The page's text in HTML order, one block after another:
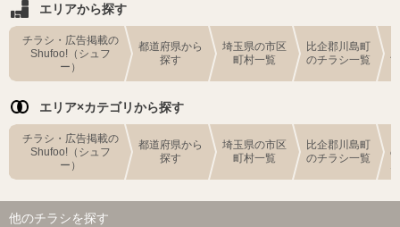
エリアから探す
チラシ・広告掲載の
Shufoo!（シュフ
ー）
都道府県から
探す
埼玉県の市区
町村一覧
比企郡川島町
のチラシ一覧
エリア×カテゴリから探す
チラシ・広告掲載の
Shufoo!（シュフ
ー）
都道府県から
探す
埼玉県の市区
町村一覧
比企郡川島町
のチラシ一覧
他のチラシを探す